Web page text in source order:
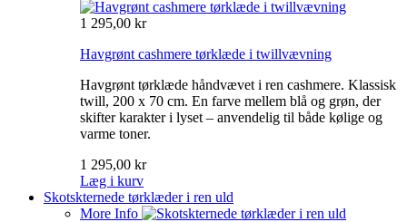
1 295,00 kr
Havgrønt cashmere tørklæde i twillvævning
Havgrønt tørklæde håndvævet i ren cashmere. Klassisk
twill, 200 x 70 cm. En farve mellem blå og grøn, der
skifter karakter i lyset – anvendelig til både kølige og
varme toner.
1 295,00 kr
Læg i kurv
Skotskternede tørklæder i ren uld
More Info